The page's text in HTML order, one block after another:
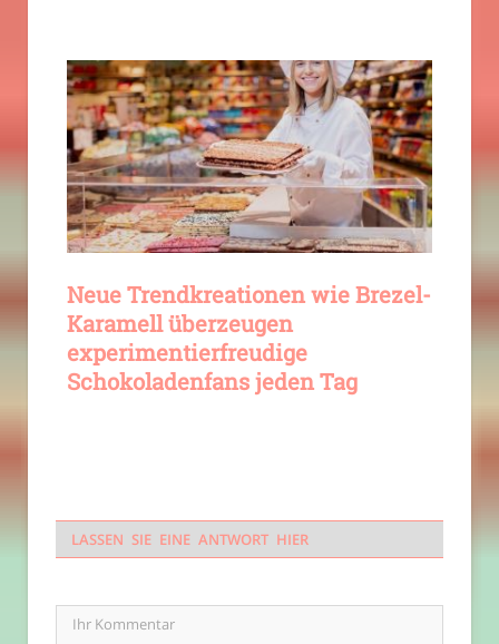
Neue Trendkreationen wie Brezel-
Karamell überzeugen
experimentierfreudige
Schokoladenfans jeden Tag
LASSEN SIE EINE ANTWORT HIER